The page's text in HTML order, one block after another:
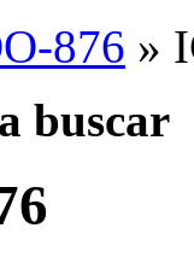
876 »
buscar